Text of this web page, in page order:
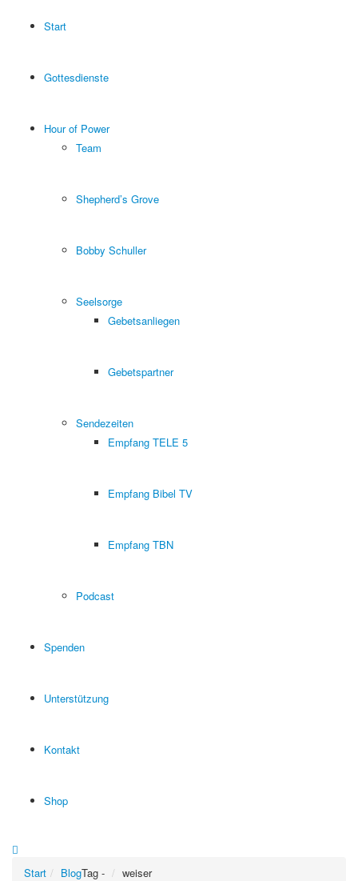
Start
Gottesdienste
Hour of Power
Team
Shepherd’s Grove
Bobby Schuller
Seelsorge
Gebetsanliegen
Gebetspartner
Sendezeiten
Empfang TELE 5
Empfang Bibel TV
Empfang TBN
Podcast
Spenden
Unterstützung
Kontakt
Shop
Start BlogTag - weiser